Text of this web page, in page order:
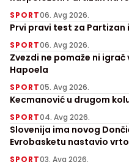
SPORT06. Avg 2026.
Prvi pravi test za Partizan
SPORT06. Avg 2026.
Zvezdi ne pomaže ni
Hapoela
SPORT05. Avg 2026.
Kecmanović u drugom
SPORT04. Avg 2026.
Slovenija ima novog
Evrobasketu nastavio
SPORT03. Avg 2026.